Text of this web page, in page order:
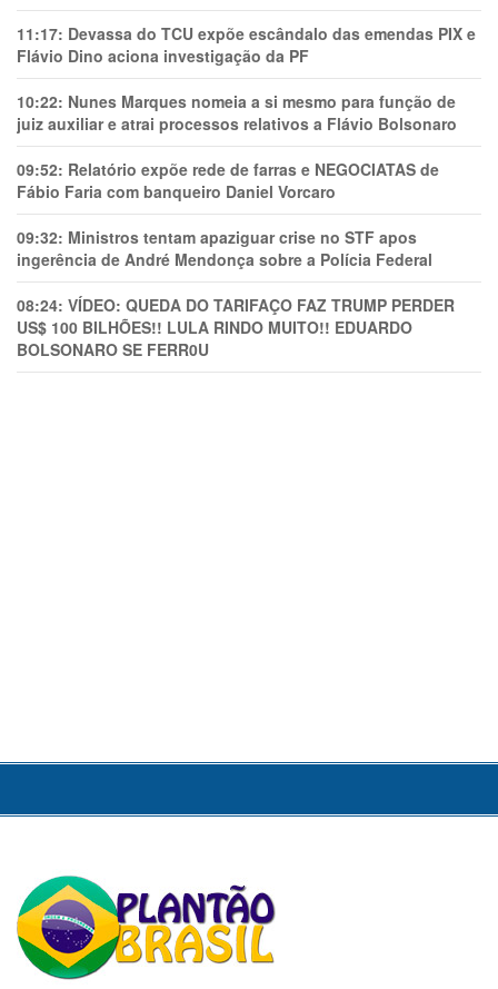
11:17: Devassa do TCU expõe escândalo das emendas PIX e
Flávio Dino aciona investigação da PF
10:22: Nunes Marques nomeia a si mesmo para função de
juiz auxiliar e atrai processos relativos a Flávio Bolsonaro
09:52: Relatório expõe rede de farras e NEGOCIATAS de
Fábio Faria com banqueiro Daniel Vorcaro
09:32: Ministros tentam apaziguar crise no STF apos
ingerência de André Mendonça sobre a Polícia Federal
08:24: VÍDEO: QUEDA DO TARIFAÇO FAZ TRUMP PERDER
US$ 100 BILHÕES!! LULA RINDO MUITO!! EDUARDO
BOLSONARO SE FERR0U